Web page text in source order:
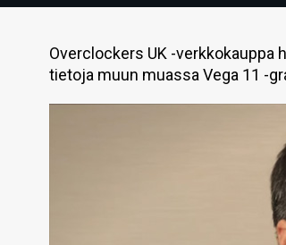
Overclockers UK -verkkokauppa
tietoja muun muassa Vega 11 -